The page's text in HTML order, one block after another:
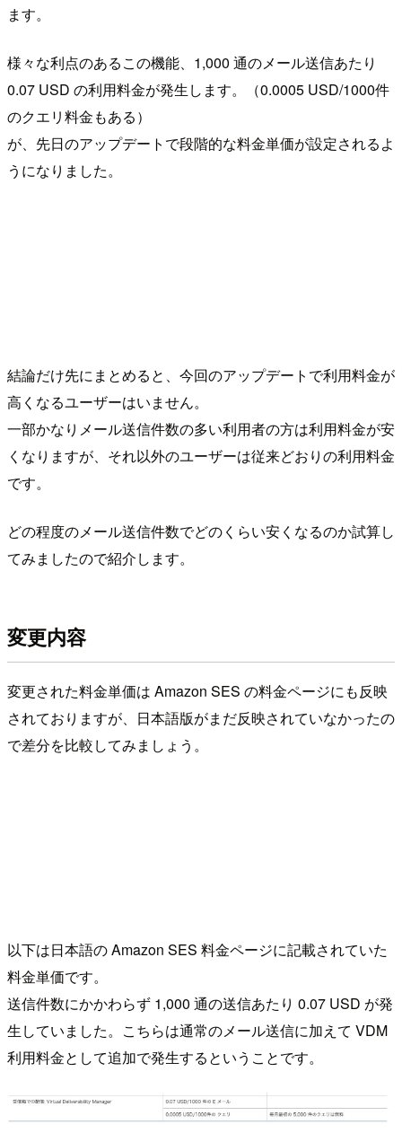
ます。
様々な利点のあるこの機能、1,000 通のメール送信あたり
0.07 USD の利用料金が発生します。（0.0005 USD/1000件
のクエリ料金もある）
が、先日のアップデートで段階的な料金単価が設定されるよ
うになりました。
結論だけ先にまとめると、今回のアップデートで利用料金が
高くなるユーザーはいません。
一部かなりメール送信件数の多い利用者の方は利用料金が安
くなりますが、それ以外のユーザーは従来どおりの利用料金
です。
どの程度のメール送信件数でどのくらい安くなるのか試算し
てみましたので紹介します。
変更内容
変更された料金単価は Amazon SES の料金ページにも反映
されておりますが、日本語版がまだ反映されていなかったの
で差分を比較してみましょう。
以下は日本語の Amazon SES 料金ページに記載されていた
料金単価です。
送信件数にかかわらず 1,000 通の送信あたり 0.07 USD が発
生していました。こちらは通常のメール送信に加えて VDM
利用料金として追加で発生するということです。